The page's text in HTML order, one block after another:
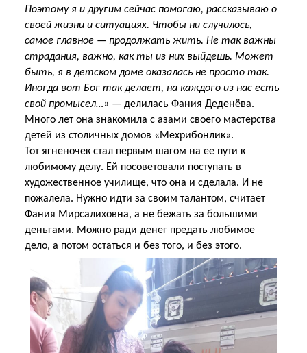
Поэтому я и другим сейчас помогаю, рассказываю о
своей жизни и ситуациях. Чтобы ни случилось,
самое главное — продолжать жить. Не так важны
страдания, важно, как ты из них выйдешь. Может
быть, я в детском доме оказалась не просто так.
Иногда вот Бог так делает, на каждого из нас есть
свой промысел…» — делилась Фания Деденёва.
Много лет она знакомила с азами своего мастерства
детей из столичных домов «Мехрибонлик».
Тот ягненочек стал первым шагом на ее пути к
любимому делу. Ей посоветовали поступать в
художественное училище, что она и сделала. И не
пожалела. Нужно идти за своим талантом, считает
Фания Мирсалиховна, а не бежать за большими
деньгами. Можно ради денег предать любимое
дело, а потом остаться и без того, и без этого.